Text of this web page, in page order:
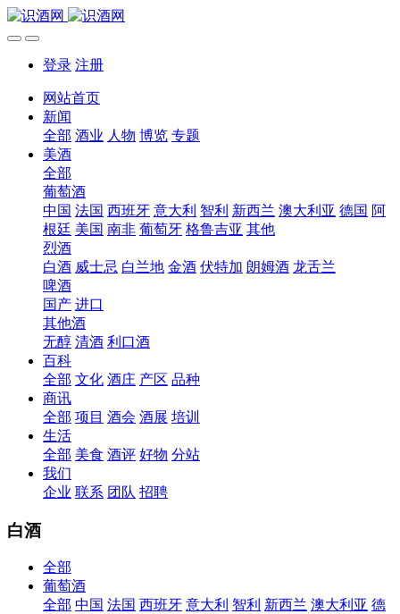
登录 注册
网站首页
新闻
全部 酒业 人物 博览 专题
美酒
全部
葡萄酒
中国 法国 西班牙 意大利 智利 新西兰 澳大利亚 德国 阿
根廷 美国 南非 葡萄牙 格鲁吉亚 其他
烈酒
白酒 威士忌 白兰地 金酒 伏特加 朗姆酒 龙舌兰
啤酒
国产 进口
其他酒
无醇 清酒 利口酒
百科
全部 文化 酒庄 产区 品种
商讯
全部 项目 酒会 酒展 培训
生活
全部 美食 酒评 好物 分站
我们
企业 联系 团队 招聘
白酒
全部
葡萄酒
全部 中国 法国 西班牙 意大利 智利 新西兰 澳大利亚 德